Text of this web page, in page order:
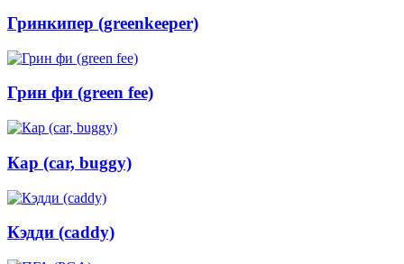
Гринкипер (greenkeeper)
Грин фи (green fee)
Кар (car, buggy)
Кэдди (caddy)